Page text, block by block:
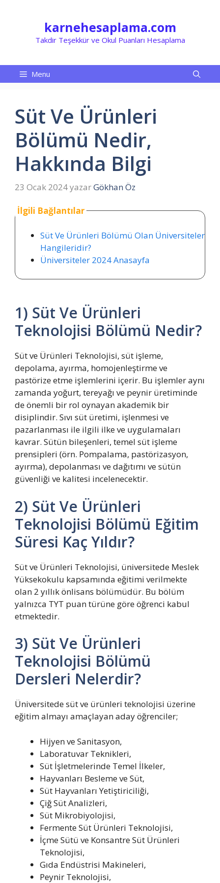
karnehesaplama.com
Takdir Teşekkür ve Okul Puanları Hesaplama
Menu
Süt Ve Ürünleri
Bölümü Nedir,
Hakkında Bilgi
23 Ocak 2024yazarGökhan Öz
İlgili Bağlantılar
Süt Ve Ürünleri Bölümü Olan Üniversiteler
Hangileridir?
Üniversiteler 2024 Anasayfa
1) Süt Ve Ürünleri
Teknolojisi Bölümü Nedir?
Süt ve Ürünleri Teknolojisi, süt işleme,
depolama, ayırma, homojenleştirme ve
pastörize etme işlemlerini içerir. Bu işlemler aynı
zamanda yoğurt, tereyağı ve peynir üretiminde
de önemli bir rol oynayan akademik bir
disiplindir. Sıvı süt üretimi, işlenmesi ve
pazarlanması ile ilgili ilke ve uygulamaları
kavrar. Sütün bileşenleri, temel süt işleme
prensipleri (örn. Pompalama, pastörizasyon,
ayırma), depolanması ve dağıtımı ve sütün
güvenliği ve kalitesi incelenecektir.
2) Süt Ve Ürünleri
Teknolojisi Bölümü Eğitim
Süresi Kaç Yıldır?
Süt ve Ürünleri Teknolojisi, üniversitede Meslek
Yüksekokulu kapsamında eğitimi verilmekte
olan 2 yıllık önlisans bölümüdür. Bu bölüm
yalnızca TYT puan türüne göre öğrenci kabul
etmektedir.
3) Süt Ve Ürünleri
Teknolojisi Bölümü
Dersleri Nelerdir?
Üniversitede süt ve ürünleri teknolojisi üzerine
eğitim almayı amaçlayan aday öğrenciler;
Hijyen ve Sanitasyon,
Laboratuvar Teknikleri,
Süt İşletmelerinde Temel İlkeler,
Hayvanları Besleme ve Süt,
Süt Hayvanları Yetiştiriciliği,
Çiğ Süt Analizleri,
Süt Mikrobiyolojisi,
Fermente Süt Ürünleri Teknolojisi,
İçme Sütü ve Konsantre Süt Ürünleri
Teknolojisi,
Gıda Endüstrisi Makineleri,
Peynir Teknolojisi,